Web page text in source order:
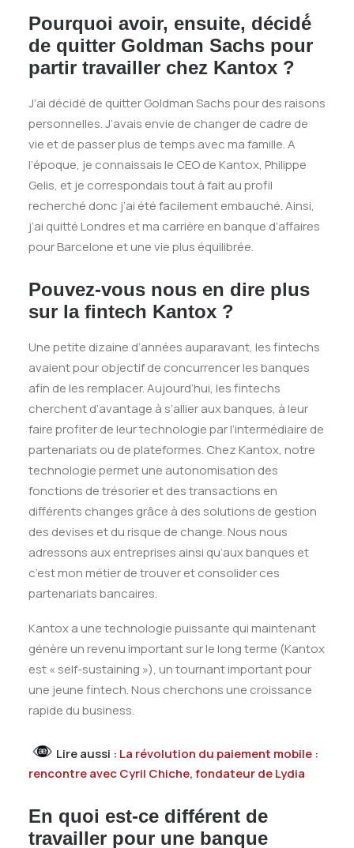
Pourquoi avoir, ensuite, décidé́
de quitter Goldman Sachs pour
partir travailler chez Kantox ?
J’ai décidé de quitter Goldman Sachs pour des raisons
personnelles. J’avais envie de changer de cadre de
vie et de passer plus de temps avec ma famille. A
l’époque, je connaissais le CEO de Kantox, Philippe
Gelis, et je correspondais tout à fait au profil
recherché donc j’ai été facilement embauché. Ainsi,
j’ai quitté Londres et ma carrière en banque d’affaires
pour Barcelone et une vie plus équilibrée.
Pouvez-vous nous en dire plus
sur la fintech Kantox ?
Une petite dizaine d’années auparavant, les fintechs
avaient pour objectif de concurrencer les banques
afin de les remplacer. Aujourd’hui, les fintechs
cherchent d’avantage à s’allier aux banques, à leur
faire profiter de leur technologie par l’intermédiaire de
partenariats ou de plateformes. Chez Kantox, notre
technologie permet une autonomisation des
fonctions de trésorier et des transactions en
différents changes grâce à des solutions de gestion
des devises et du risque de change. Nous nous
adressons aux entreprises ainsi qu’aux banques et
c’est mon métier de trouver et consolider ces
partenariats bancaires.
Kantox a une technologie puissante qui maintenant
génère un revenu important sur le long terme (Kantox
est « self-sustaining »), un tournant important pour
une jeune fintech. Nous cherchons une croissance
rapide du business.
Lire aussi : La révolution du paiement mobile :
rencontre avec Cyril Chiche, fondateur de Lydia
En quoi est-ce différent de
travailler pour une banque